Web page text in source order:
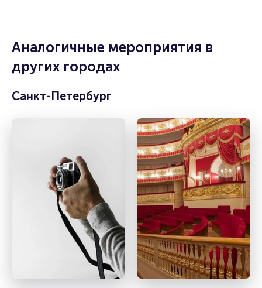
Аналогичные мероприятия в
других городах
Санкт-Петербург